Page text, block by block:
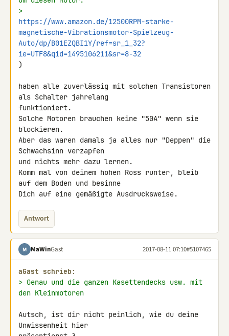
>
https://www.amazon.de/12500RPM-starke-
magnetische-Vibrationsmotor-Spielzeug-
Auto/dp/B01EZQBI1Y/ref=sr_1_32?
ie=UTF8&qid=1495106211&sr=8-32
)
haben alle zuverlässig mit solchen Transistoren
als Schalter jahrelang
funktioniert.
Solche Motoren brauchen keine "50A" wenn sie
blockieren.
Aber das waren damals ja alles nur "Deppen" die
Schwachsinn verzapfen
und nichts mehr dazu lernen.
Komm mal von deinem hohen Ross runter, bleib
auf dem Boden und besinne
Dich auf eine gemäßigte Ausdrucksweise.
Antwort
M MaWinGast 2017-08-11 07:10#5107465
aGast schrieb:
> Genau und die ganzen Kasettendecks usw. mit
den Kleinmotoren
Autsch, ist dir nicht peinlich, wie du deine
Unwissenheit hier